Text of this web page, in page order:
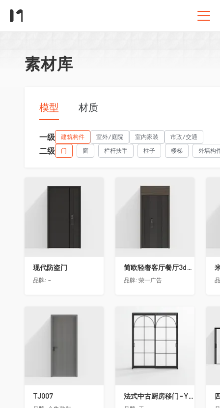
素材库
模型 材质
一级 建筑构件 室外/庭院 室内家装 市政/交通
二级 门 窗 栏杆扶手 柱子 楼梯 外墙构
收藏
现代防盗门
品牌: -
收藏
简欧轻奢客厅餐厅3d模型 ID-11490558入户门2
品牌: 荣一广告
收藏
TJ007
收藏
法式中古厨房移门-Y18